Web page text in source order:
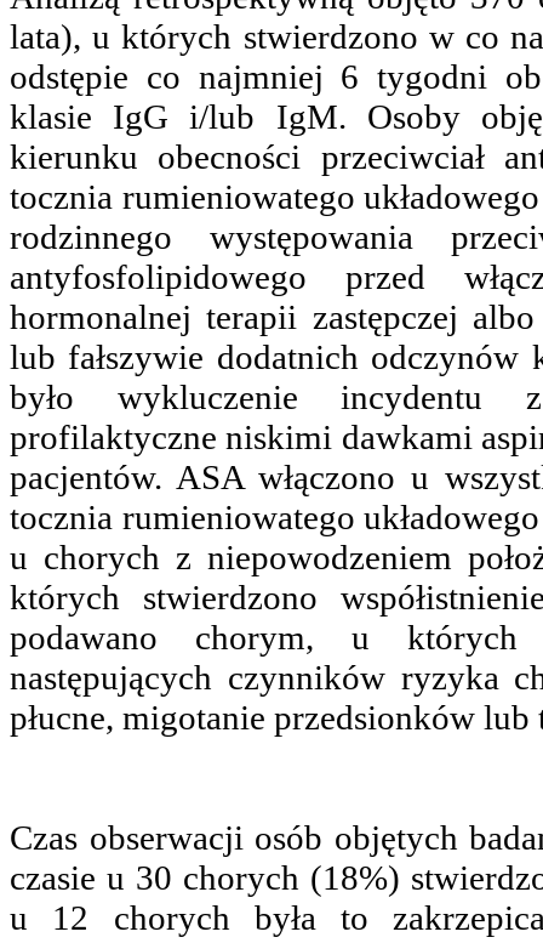
lata), u których stwierdzono w co
odstępie co najmniej 6 tygodni
klasie IgG i/lub IgM. Osoby
kierunku obecności przeciwciał
tocznia rumieniowatego
rodzinnego występowania
antyfosfolipidowego przed
hormonalnej terapii zastępczej
lub fałszywie dodatnich odczynów
było wykluczenie incydentu
profilaktyczne niskimi dawkami
pacjentów. ASA włączono u
tocznia rumieniowatego
u chorych z niepowodzeniem
których stwierdzono
podawano chorym, u których
następujących czynników ryzyka
płucne, migotanie przedsionków
Czas obserwacji osób objętych
czasie u 30 chorych (18%)
u 12 chorych była to